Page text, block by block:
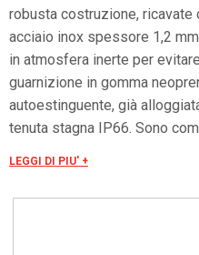
robusta costruzione, ricavate
acciaio inox spessore 1,2
in atmosfera inerte per
guarnizione in gomma
autoestinguente, già
tenuta stagna IP66. Sono
applicati prigionieri M6 inox
o delle piastre di fondo
cod.6411E01). I kit per il
LEGGI DI PIU' +